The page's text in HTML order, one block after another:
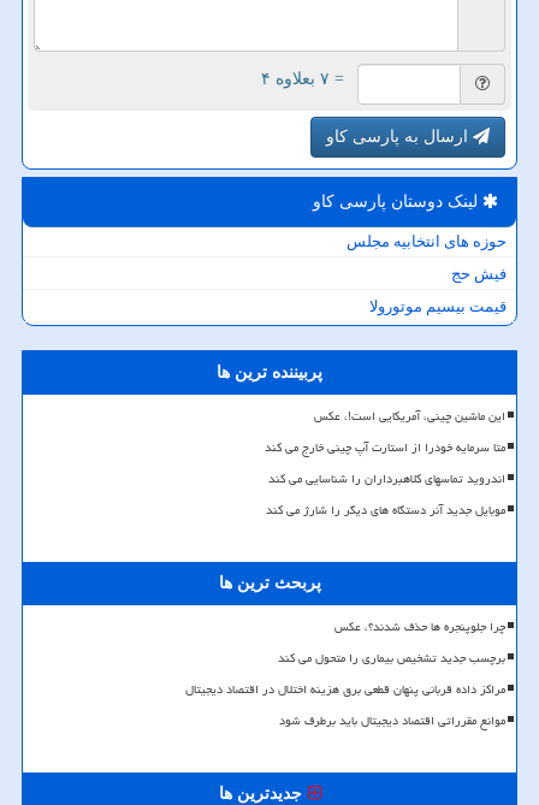
= ۷ بعلاوه ۴
ارسال به پارسی کاو
لینک دوستان پارسی كاو
حوزه های انتخابیه مجلس
فیش حج
قیمت بیسیم موتورولا
پربیننده ترین ها
این ماشین چینی، آمریکایی است!، عکس
متا سرمایه خودرا از استارت آپ چینی خارج می کند
اندروید تماسهای کلاهبرداران را شناسایی می کند
موبایل جدید آنر دستگاه های دیگر را شارژ می کند
پربحث ترین ها
چرا جلوپنجره ها حذف شدند؟، عکس
برچسب جدید تشخیص بیماری را متحول می کند
مراکز داده قربانی پنهان قطعی برق هزینه اختلال در اقتصاد دیجیتال
موانع مقرراتی اقتصاد دیجیتال باید برطرف شود
جدیدترین ها